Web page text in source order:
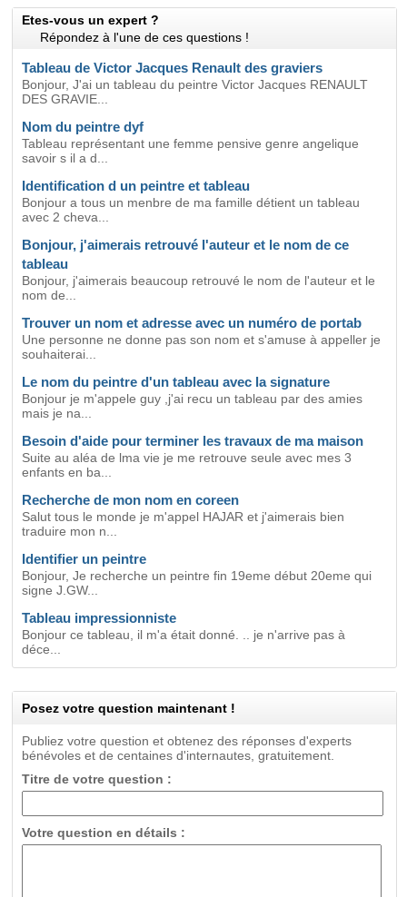
Etes-vous un expert ?
Répondez à l'une de ces questions !
Tableau de Victor Jacques Renault des graviers
Bonjour, J'ai un tableau du peintre Victor Jacques RENAULT
DES GRAVIE...
Nom du peintre dyf
Tableau représentant une femme pensive genre angelique
savoir s il a d...
Identification d un peintre et tableau
Bonjour a tous un menbre de ma famille détient un tableau
avec 2 cheva...
Bonjour, j'aimerais retrouvé l'auteur et le nom de ce
tableau
Bonjour, j'aimerais beaucoup retrouvé le nom de l'auteur et le
nom de...
Trouver un nom et adresse avec un numéro de portab
Une personne ne donne pas son nom et s'amuse à appeller je
souhaiterai...
Le nom du peintre d'un tableau avec la signature
Bonjour je m'appele guy ,j'ai recu un tableau par des amies
mais je na...
Besoin d'aide pour terminer les travaux de ma maison
Suite au aléa de lma vie je me retrouve seule avec mes 3
enfants en ba...
Recherche de mon nom en coreen
Salut tous le monde je m'appel HAJAR et j'aimerais bien
traduire mon n...
Identifier un peintre
Bonjour, Je recherche un peintre fin 19eme début 20eme qui
signe J.GW...
Tableau impressionniste
Bonjour ce tableau, il m'a était donné. .. je n'arrive pas à
déce...
Posez votre question maintenant !
Publiez votre question et obtenez des réponses d'experts
bénévoles et de centaines d'internautes, gratuitement.
Titre de votre question :
Votre question en détails :